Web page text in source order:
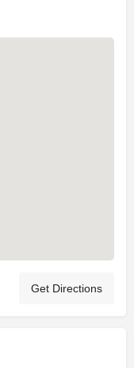
Get Directions